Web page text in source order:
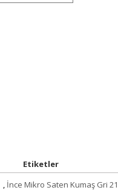
Etiketler
, İnce Mikro Saten Kumaş Gri